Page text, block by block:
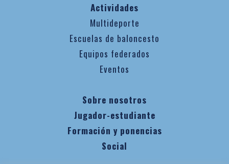
Actividades
Multideporte
Escuelas de baloncesto
Equipos federados
Eventos
Sobre nosotros
Jugador-estudiante
Formación y ponencias
Social